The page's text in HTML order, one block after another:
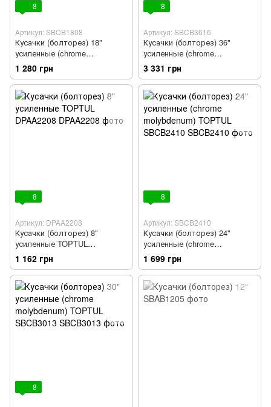
8
Артикул: SBCB1808
Кусачки (болторез) 18"
усиленные (chrome
molybdenum) TOPTUL
SBCB1808
1 280 грн
8
Артикул: SBCB3616
Кусачки (болторез) 36"
усиленные (chrome
molybdenum) TOPTUL
SBCB3616
3 331 грн
8
Артикул: DPAA2208
Кусачки (болторез) 8"
усиленные TOPTUL
DPAA2208
1 162 грн
8
Артикул: SBCB2410
Кусачки (болторез) 24"
усиленные (chrome
molybdenum) TOPTUL
SBCB2410
1 699 грн
8